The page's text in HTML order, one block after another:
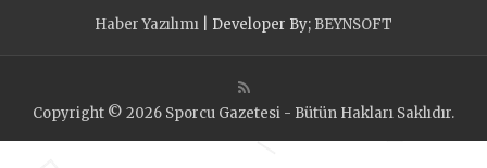
Haber Yazılımı | Developer By; BEYNSOFT
Copyright © 2026 Sporcu Gazetesi - Bütün Hakları Saklıdır.